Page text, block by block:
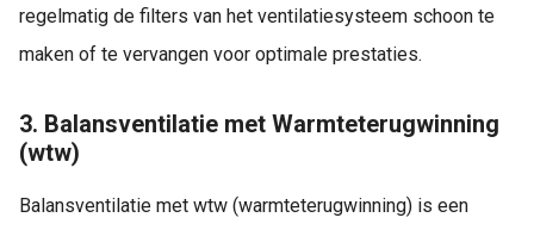
regelmatig de filters van het ventilatiesysteem schoon te
maken of te vervangen voor optimale prestaties.
3. Balansventilatie met Warmteterugwinning
(wtw)
Balansventilatie met wtw (warmteterugwinning) is een